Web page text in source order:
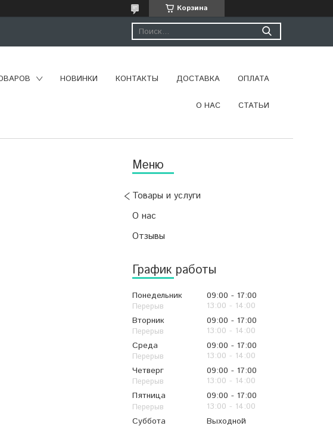
Корзина
НОВИНКИ КОНТАКТЫ ДОСТАВКА ОПЛАТА
О НАС СТАТЬИ
Товары и услуги
О нас
Отзывы
График работы
Понедельник 09:00
17:00
13:00
14:00
Вторник
09:00
17:00
13:00
14:00
Среда
09:00
17:00
13:00
14:00
Четверг
09:00
17:00
13:00
14:00
Пятница
09:00
17:00
13:00
14:00
Суббота
Выходной